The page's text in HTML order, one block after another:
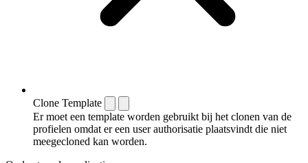
Clone Template
Er moet een template worden gebruikt bij het clonen van de
profielen omdat er een user authorisatie plaatsvindt die niet
meegecloned kan worden.